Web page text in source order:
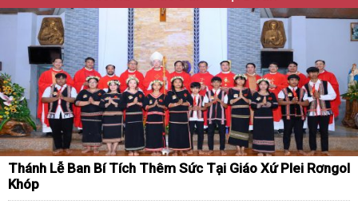
Thánh Lễ Ban Bí Tích Thêm Sức Tại Giáo Xứ Plei Rơngol
Khóp